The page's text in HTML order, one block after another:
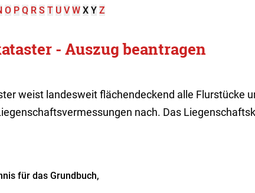
O P Q R S T U V W X Y Z
- Auszug beantragen
weist landesweit flächendeckend alle Flurstücke
nach. Das
für das Grundbuch,